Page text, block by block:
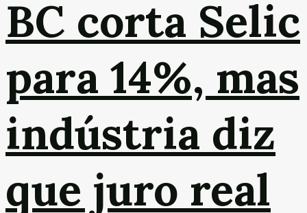
BC corta Selic
para 14%, mas
indústria diz
que juro real